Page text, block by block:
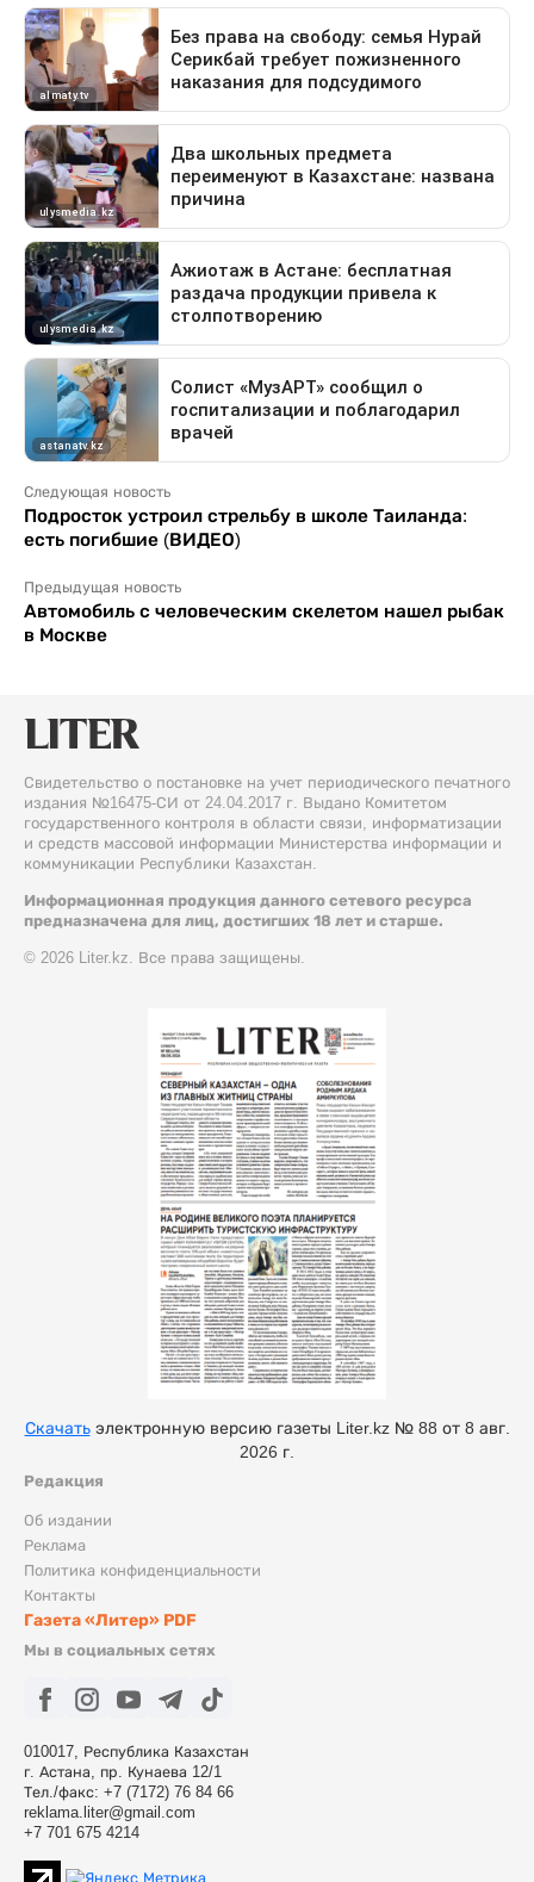
Следующая новость
Подросток устроил стрельбу в школе Таиланда:
есть погибшие (ВИДЕО)
Предыдущая новость
Автомобиль с человеческим скелетом нашел рыбак
в Москве
Свидетельство о постановке на учет периодического печатного
издания №16475-СИ от 24.04.2017 г. Выдано Комитетом
государственного контроля в области связи, информатизации
и средств массовой информации Министерства информации и
коммуникации Республики Казахстан.
Информационная продукция данного сетевого ресурса
предназначена для лиц, достигших 18 лет и старше.
© 2026 Liter.kz. Все права защищены.
Редакция
Об издании
Реклама
Политика конфиденциальности
Контакты
Газета «Литер» PDF
Мы в социальных сетях
010017, Республика Казахстан
г. Астана, пр. Кунаева 12/1
Тел./факс: +7 (7172) 76 84 66
reklama.liter@gmail.com
+7 701 675 4214
Скачатьэлектронную версию газеты Liter.kz № 88 от 8 авг.
2026 г.